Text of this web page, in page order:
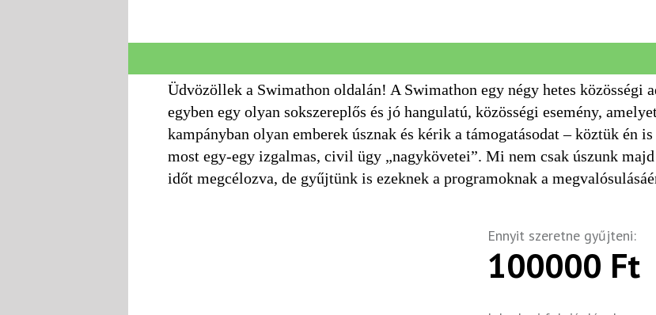
Üdvözöllek a Swimathon oldalán! A Swimathon egy négy hetes közösségi
egyben egy olyan sokszereplős és jó hangulatú, közösségi esemény,
kampányban olyan emberek úsznak és kérik a támogatásodat – köztük én
most egy-egy izgalmas, civil ügy „nagykövetei”. Mi nem csak úszunk
időt megcélozva, de gyűjtünk is ezeknek a programoknak a
Ennyit szeretne gyűjteni:
100000 Ft